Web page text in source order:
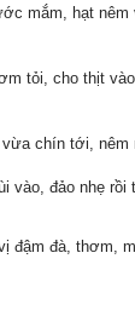
mắm, hạt nêm
tỏi, cho thịt
chín tới, nêm
vào, đảo nhẹ rồi
đậm đà, thơm,